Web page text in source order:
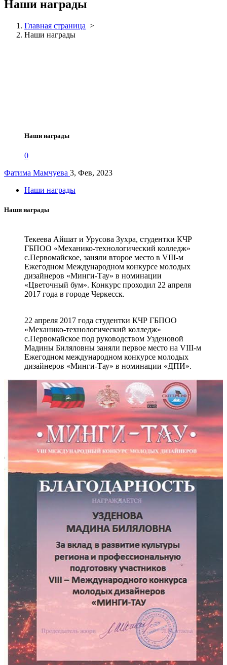
Наши награды
Главная страница >
Наши награды
Наши награды
0
Фатима Мамчуева 3, Фев, 2023
Наши награды
Наши награды
Текеева Айшат и Урусова Зухра, студентки КЧР
ГБПОО «Механико-технологический колледж»
с.Первомайское, заняли второе место в VIII-м
Ежегодном Международном конкурсе молодых
дизайнеров «Минги-Тау» в номинации
«Цветочный бум». Конкурс проходил 22 апреля
2017 года в городе Черкесск.
22 апреля 2017 года студентки КЧР ГБПОО
«Механико-технологический колледж»
с.Первомайское под руководством Узденовой
Мадины Биляловны заняли первое место на VIII-м
Ежегодном международном конкурсе молодых
дизайнеров «Минги-Тау» в номинации «ДПИ».